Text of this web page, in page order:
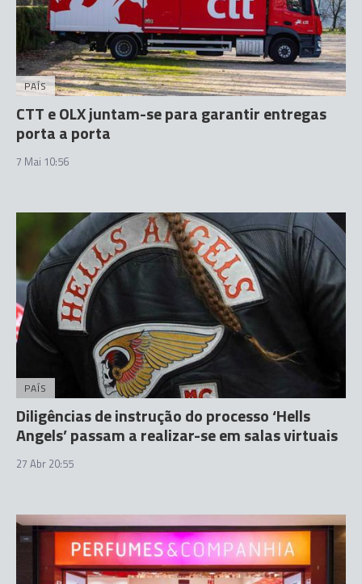
PAÍS
CTT e OLX juntam-se para garantir entregas
porta a porta
7 Mai 10:56
PAÍS
Diligências de instrução do processo ‘Hells
Angels’ passam a realizar-se em salas virtuais
27 Abr 20:55